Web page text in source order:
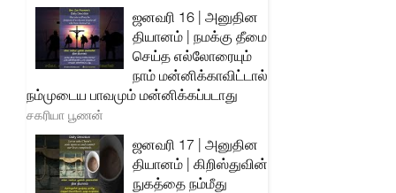
ஜனவரி 16 | அனுதின
தியானம் | நமக்கு தீமை
செய்த எல்லோரையும்
நாம் மன்னிக்காவிட்டால்
நம்முடைய பாவமும் மன்னிக்கப்படாது
சகரியா பூணன்
ஜனவரி 17 | அனுதின
தியானம் | கிறிஸ்துவின்
நுகத்தை நம்மீது